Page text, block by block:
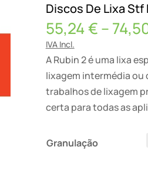
Discos De Lixa
55,24€–
IVA Incl.
A Rubin 2 é uma lixa
lixagem intermédia ou
trabalhos de lixagem
certa para todas as
Granulação